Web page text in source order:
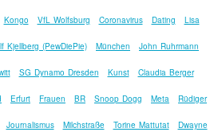
Kongo VfL Wolfsburg Coronavirus Dating Lisa
Kjellberg (PewDiePie) München John Ruhrmann
SG Dynamo Dresden Kunst Claudia Berger
Erfurt Frauen BR Snoop Dogg Meta Rüdiger
Journalismus Milchstraße Torine Mattutat Dwayne